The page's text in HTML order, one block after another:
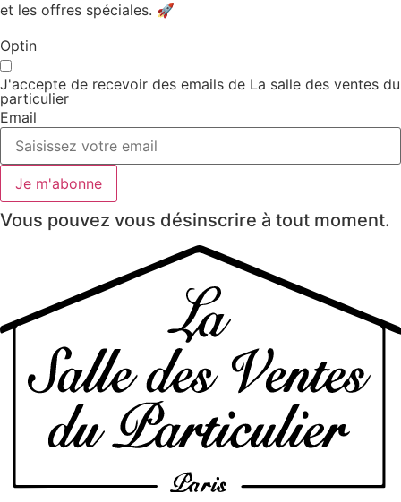
et les offres spéciales. 🚀​
Optin
J'accepte de recevoir des emails de La salle des ventes du
particulier
Email
Je m'abonne
Vous pouvez vous désinscrire à tout moment.